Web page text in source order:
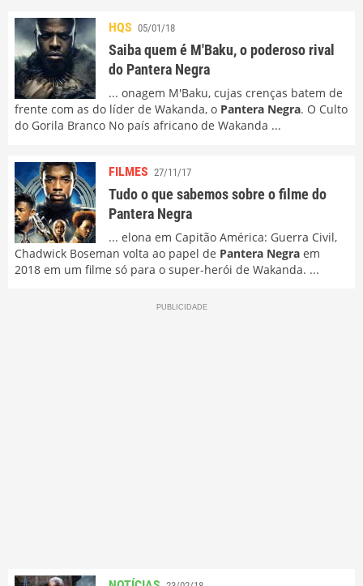
HQS 05/01/18
Saiba quem é M'Baku, o poderoso rival
do Pantera Negra
... onagem M'Baku, cujas crenças batem de
frente com as do líder de Wakanda, o Pantera Negra. O Culto
do Gorila Branco No país africano de Wakanda ...
FILMES 27/11/17
Tudo o que sabemos sobre o filme do
Pantera Negra
... elona em Capitão América: Guerra Civil,
Chadwick Boseman volta ao papel de Pantera Negra em
2018 em um filme só para o super-herói de Wakanda. ...